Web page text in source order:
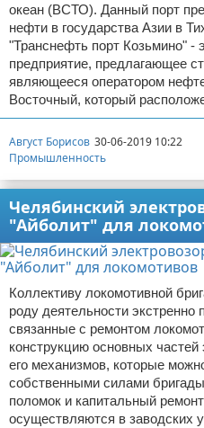
океан (ВСТО). Данный порт
нефти в государства Азии в
"Транснефть порт Козьмино" -
предприятие, предлагающее
являющееся оператором
Восточный, который
Август Борисов 30-06-2019 10:22
Промышленность
Челябинский
"Айболит" для
Коллективу локомотивной
роду деятельности
связанные с ремонтом
конструкцию основных
его механизмов, которые
собственными силами
поломок и капитальный
осуществляются в заводских